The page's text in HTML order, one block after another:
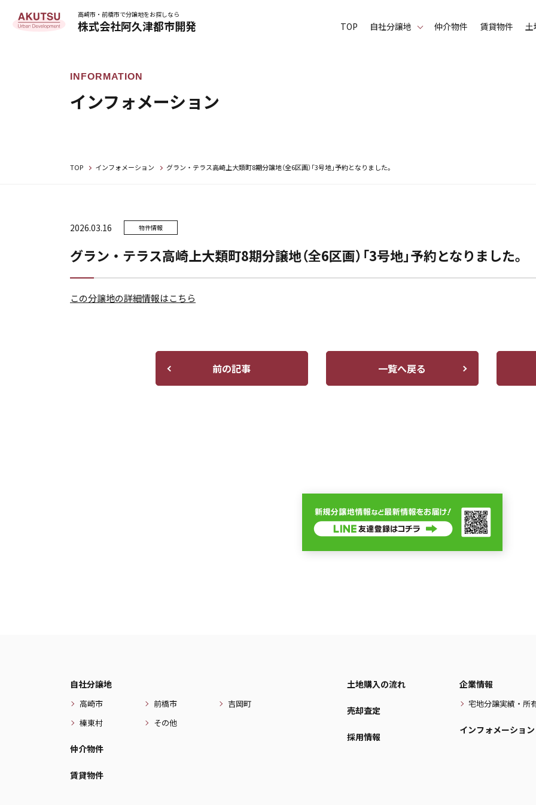
高崎市・前橋市で分譲地をお探しなら
株式会社阿久津都市開発 TOP ⾃社分譲地 仲介物件 賃貸物件 土
インフォメーション
TOP インフォメーション グラン・テラス高崎上大類町8期分譲地（全6区画）「3号地」予約となりました。
2026.03.16 物件情報
グラン・テラス高崎上大類町8期分譲地（全6区画）「3号地」予約となりました。
この分譲地の詳細情報はこちら
前の記事 一覧へ戻る
自社分譲地
高崎市 前橋市
吉岡町
榛東村
その他
仲介物件
賃貸物件
土地購入の流れ
売却査定
採用情報
企業情報
宅地分譲実績・所
インフォメーション